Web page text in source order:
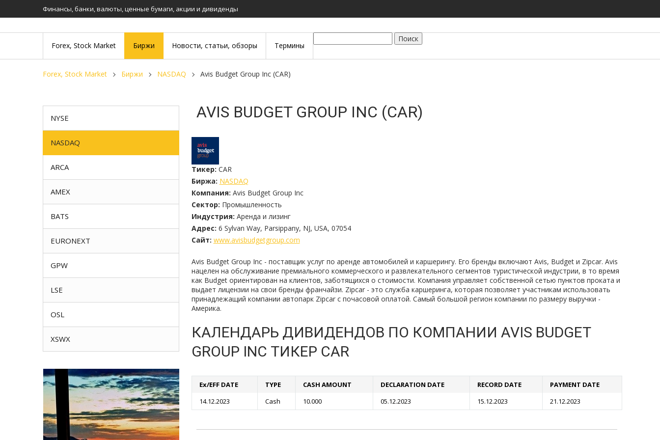
Финансы, банки, валюты, ценные бумаги, акции и дивиденды
Forex, Stock Market Биржи Новости, статьи, обзоры Термины
Поиск
Forex, Stock Market Биржи NASDAQ Avis Budget Group Inc (CAR)
AVIS BUDGET GROUP INC (CAR)
Тикер: CAR
Биржа: NASDAQ
Компания: Avis Budget Group Inc
Сектор: Промышленность
Индустрия: Аренда и лизинг
Адрес: 6 Sylvan Way, Parsippany, NJ, USA, 07054
Сайт: www.avisbudgetgroup.com
Avis Budget Group Inc - поставщик услуг по аренде автомобилей и каршерингу. Его бренды включают Avis, Budget и Zipcar. Avis
нацелен на обслуживание премиального коммерческого и развлекательного сегментов туристической индустрии, в то время
как Budget ориентирован на клиентов, заботящихся о стоимости. Компания управляет собственной сетью пунктов проката и
выдает лицензии на свои бренды франчайзи. Zipcar - это служба каршеринга, которая позволяет участникам использовать
принадлежащий компании автопарк Zipcar с почасовой оплатой. Самый большой регион компании по размеру выручки -
Америка.
КАЛЕНДАРЬ ДИВИДЕНДОВ ПО КОМПАНИИ AVIS BUDGET
GROUP INC ТИКЕР CAR
Ex/EFF DATE TYPE CASH AMOUNT DECLARATION DATE RECORD DATE
PAYMENT DATE
14.12.2023
Cash 10.000 05.12.2023 15.12.2023 21.12.2023
NYSE
NASDAQ
ARCA
AMEX
BATS
EURONEXT
GPW
LSE
OSL
XSWX